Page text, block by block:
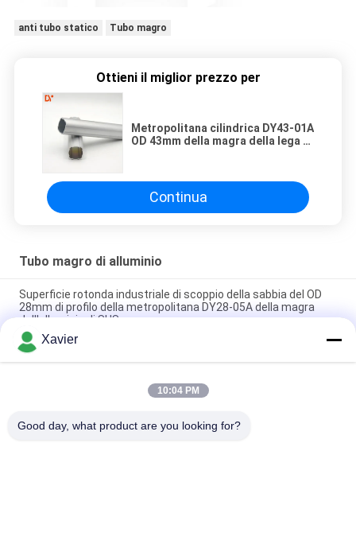
anti tubo statico Tubo magro
Ottieni il miglior prezzo per
Metropolitana cilindrica DY43-01A
OD 43mm della magra della lega di
Continua
Tubo magro di alluminio
Superficie rotonda industriale di scoppio della sabbia del OD
28mm di profilo della metropolitana DY28-05A della magra
dell'alluminio di SUS
DY28-03A Tubo in lega d'argento di alluminio industriale OD 28
mm
DY28-05A OD 28mm Anodizing Alloy Aluminium Lean Tube
Xavier
10:04 PM
Good day, what product are you looking for?